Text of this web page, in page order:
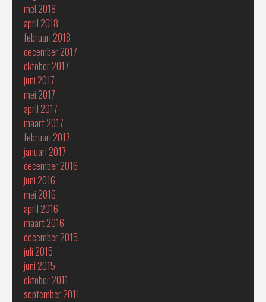
mei 2018
april 2018
februari 2018
december 2017
oktober 2017
juni 2017
mei 2017
april 2017
maart 2017
februari 2017
januari 2017
december 2016
juni 2016
mei 2016
april 2016
maart 2016
december 2015
juli 2015
juni 2015
oktober 2011
september 2011